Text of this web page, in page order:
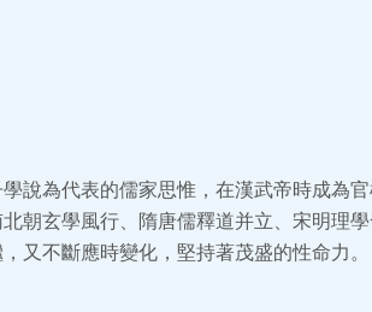
說為代表的儒家思惟，在漢武帝時成為
朝玄學風行、隋唐儒釋道并立、宋明理
又不斷應時變化，堅持著茂盛的性命力。